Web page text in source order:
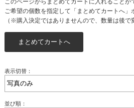
このページからまとめてカートに入れることが
ご希望の個数を指定して「まとめてカートへ
（※購入決定ではありませんので、数量は後で
表示切替：
並び順：